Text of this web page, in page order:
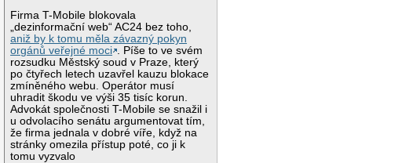
Firma T-Mobile blokovala
„dezinformační web“ AC24 bez toho,
aniž by k tomu měla závazný pokyn
orgánů veřejné moci
. Píše to ve svém
rozsudku Městský soud v Praze, který
po čtyřech letech uzavřel kauzu blokace
zmíněného webu. Operátor musí
uhradit škodu ve výši 35 tisíc korun.
Advokát společnosti T-Mobile se snažil i
u odvolacího senátu argumentovat tím,
že firma jednala v dobré víře, když na
stránky omezila přístup poté, co ji k
tomu vyzvalo